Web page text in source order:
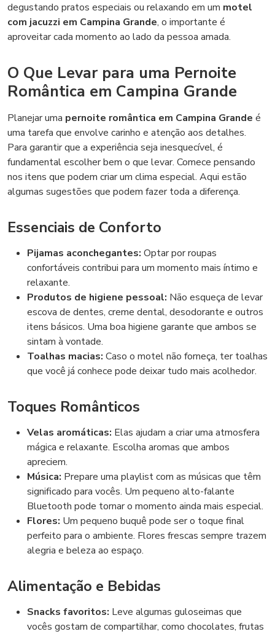
degustando pratos especiais ou relaxando em um motel
com jacuzzi em Campina Grande, o importante é
aproveitar cada momento ao lado da pessoa amada.
O Que Levar para uma Pernoite
Romântica em Campina Grande
Planejar uma pernoite romântica em Campina Grande é
uma tarefa que envolve carinho e atenção aos detalhes.
Para garantir que a experiência seja inesquecível, é
fundamental escolher bem o que levar. Comece pensando
nos itens que podem criar um clima especial. Aqui estão
algumas sugestões que podem fazer toda a diferença.
Essenciais de Conforto
Pijamas aconchegantes: Optar por roupas
confortáveis contribui para um momento mais íntimo e
relaxante.
Produtos de higiene pessoal: Não esqueça de levar
escova de dentes, creme dental, desodorante e outros
itens básicos. Uma boa higiene garante que ambos se
sintam à vontade.
Toalhas macias: Caso o motel não forneça, ter toalhas
que você já conhece pode deixar tudo mais acolhedor.
Toques Românticos
Velas aromáticas: Elas ajudam a criar uma atmosfera
mágica e relaxante. Escolha aromas que ambos
apreciem.
Música: Prepare uma playlist com as músicas que têm
significado para vocês. Um pequeno alto-falante
Bluetooth pode tornar o momento ainda mais especial.
Flores: Um pequeno buquê pode ser o toque final
perfeito para o ambiente. Flores frescas sempre trazem
alegria e beleza ao espaço.
Alimentação e Bebidas
Snacks favoritos: Leve algumas guloseimas que
vocês gostam de compartilhar, como chocolates, frutas